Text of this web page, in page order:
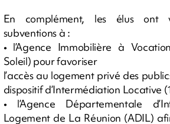
En complément, les élus ont
subventions à :
• l’Agence Immobilière à
Soleil) pour favoriser
l’accès au logement privé des
dispositif d’Intermédiation Locative
• l’Agence Départementale
Logement de La Réunion (ADIL)